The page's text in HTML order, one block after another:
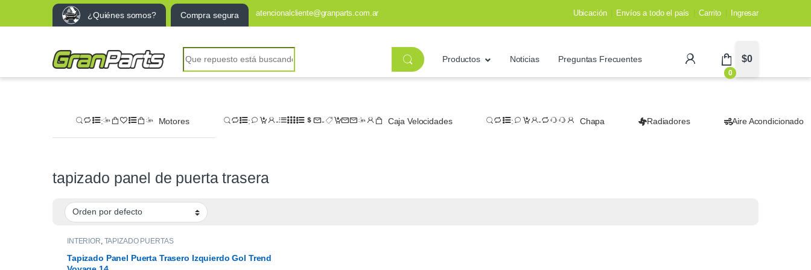
¿Quiénes somos? Compra segura atencionalcliente@granparts.com.ar Ubicación Envíos a todo el país Carrito Ingresar
Search for:
Productos Noticias Preguntas Frecuentes
0
$0
tapizado panel de puerta trasera
INTERIOR, TAPIZADO PUERTAS
Tapizado Panel Puerta Trasero Izquierdo Gol Trend
Motores Caja Velocidades Chapa Radiadores Aire Acondicionado